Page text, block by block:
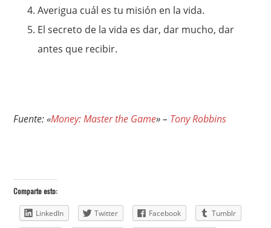
Averigua cuál es tu misión en la vida.
El secreto de la vida es dar, dar mucho, dar
antes que recibir.
Fuente: «Money: Master the Game» – Tony Robbins
Comparte esto:
LinkedIn Twitter Facebook Tumblr